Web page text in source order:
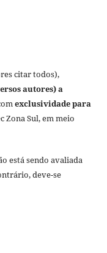
citar todos),
autores) a
exclusividade para
Zona Sul, em meio
está sendo avaliada
deve-se